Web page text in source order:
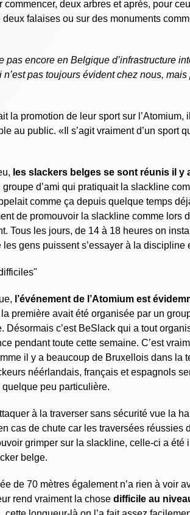
commencer, deux arbres et après, pour
falaises ou sur des monuments
pas encore en Belgique d’infrastructure
pas toujours évident chez nous,
la promotion de leur sport sur l’Atomium,
au public. «Il s’agit vraiment d’un sport
les slackers belges se sont réunis il y
groupe d’ami qui pratiquait la slackline
comme ça depuis quelque temps
de promouvoir la slackline comme lors
Tous les jours, de 14 à 18 heures on
gens puissent s’essayer à la discipline
l’événement de l’Atomium est
première avait été organisée par un
c’est BeSlack qui a tout
pendant toute cette semaine. C’est
il y a beaucoup de Bruxellois dans la
néérlandais, français et espagnols
peu particulière.
à la traverser sans sécurité vue la
cas de chute car les traversées réussies
grimper sur la slackline, celle-ci a été
belge.
de 70 mètres également n’a rien à voir
rend vraiment la chose difficile au